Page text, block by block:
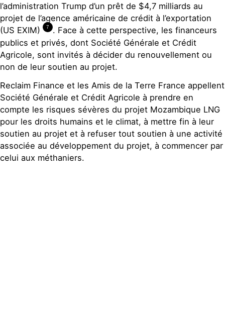
l’administration Trump d’un prêt de $4,7 milliards au
projet de l’agence américaine de crédit à l’exportation
(US EXIM)
7
. Face à cette perspective, les financeurs
publics et privés, dont Société Générale et Crédit
Agricole, sont invités à décider du renouvellement ou
non de leur soutien au projet.
Reclaim Finance et les Amis de la Terre France appellent
Société Générale et Crédit Agricole à prendre en
compte les risques sévères du projet Mozambique LNG
pour les droits humains et le climat, à mettre fin à leur
soutien au projet et à refuser tout soutien à une activité
associée au développement du projet, à commencer par
celui aux méthaniers.